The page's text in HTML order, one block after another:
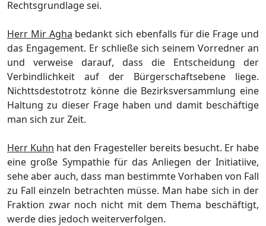
Rechtsgrundlage sei.
Herr Mir Agha bedankt sich ebenfalls für die Frage und
das Engagement. Er schließe sich seinem Vorredner an
und verweise darauf, dass die Entscheidung der
Verbindlichkeit auf der Bürgerschaftsebene liege.
Nichttsdestotrotz könne die Bezirksversammlung eine
Haltung zu dieser Frage haben und damit beschäftige
man sich zur Zeit.
Herr Kuhn hat den Fragesteller bereits besucht. Er habe
eine große Sympathiefür das Anliegen der Initiatiive,
sehe aber auch, dass man bestimmte Vorhaben von Fall
zu Fall einzeln betrachten müsse. Man habe sich in der
Fraktion zwar noch nicht mit dem Thema beschäftigt,
werdedies jedoch weiterverfolgen.